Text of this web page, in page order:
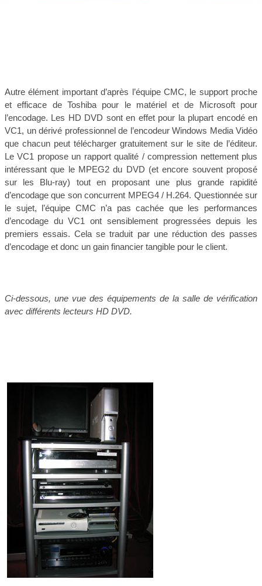
Autre élément important d’après l’équipe CMC, le support proche
et efficace de Toshiba pour le matériel et de Microsoft pour
l’encodage. Les HD DVD sont en effet pour la plupart encodé en
VC1, un dérivé professionnel de l’encodeur Windows Media Vidéo
que chacun peut télécharger gratuitement sur le site de l’éditeur.
Le VC1 propose un rapport qualité / compression nettement plus
intéressant que le MPEG2 du DVD (et encore souvent proposé
sur les Blu-ray) tout en proposant une plus grande rapidité
d’encodage que son concurrent MPEG4 / H.264. Questionnée sur
le sujet, l’équipe CMC n’a pas cachée que les performances
d’encodage du VC1 ont sensiblement progressées depuis les
premiers essais. Cela se traduit par une réduction des passes
d’encodage et donc un gain financier tangible pour le client.
Ci-dessous, une vue des équipements de la salle de vérification
avec différents lecteurs HD DVD.